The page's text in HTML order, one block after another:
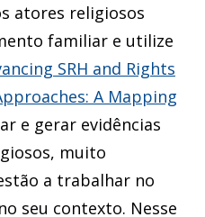
atores religiosos
familiar e utilize
SRH and Rights
A Mapping
e gerar evidências
muito
a trabalhar no
seu contexto. Nesse